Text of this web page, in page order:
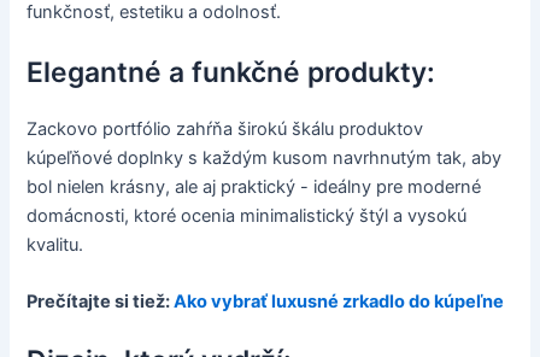
funkčnosť, estetiku a odolnosť.
Elegantné a funkčné produkty:
Zackovo portfólio zahŕňa širokú škálu produktov
kúpeľňové doplnky s každým kusom navrhnutým tak, aby
bol nielen krásny, ale aj praktický - ideálny pre moderné
domácnosti, ktoré ocenia minimalistický štýl a vysokú
kvalitu.
Prečítajte si tiež:Ako vybrať luxusné zrkadlo do kúpeľne